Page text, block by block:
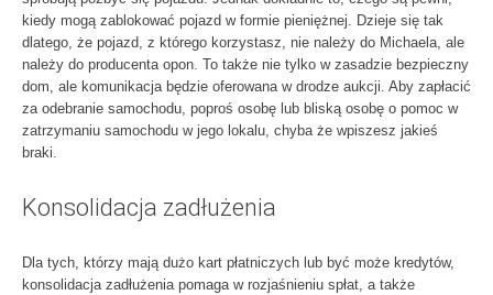
kiedy mogą zablokować pojazd w formie pieniężnej. Dzieje się tak
dlatego, że pojazd, z którego korzystasz, nie należy do Michaela, ale
należy do producenta opon. To także nie tylko w zasadzie bezpieczny
dom, ale komunikacja będzie oferowana w drodze aukcji. Aby zapłacić
za odebranie samochodu, poproś osobę lub bliską osobę o pomoc w
zatrzymaniu samochodu w jego lokalu, chyba że wpiszesz jakieś
braki.
Konsolidacja zadłużenia
Dla tych, którzy mają dużo kart płatniczych lub być może kredytów,
konsolidacja zadłużenia pomaga w rozjaśnieniu spłat, a także